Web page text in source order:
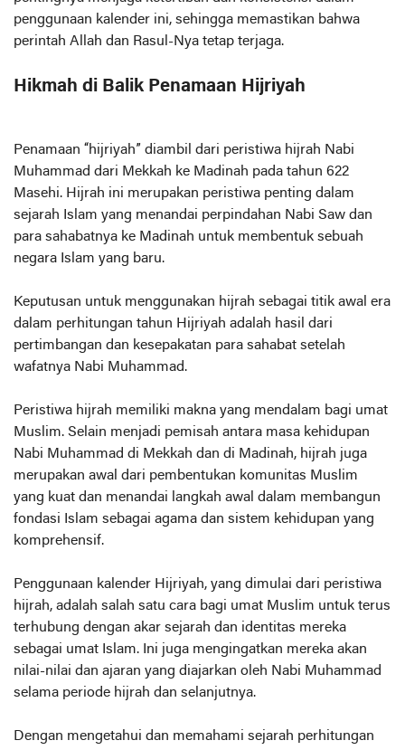
penggunaan kalender ini, sehingga memastikan bahwa
perintah Allah dan Rasul-Nya tetap terjaga.
Hikmah di Balik Penamaan Hijriyah
Penamaan “hijriyah” diambil dari peristiwa hijrah Nabi
Muhammad dari Mekkah ke Madinah pada tahun 622
Masehi. Hijrah ini merupakan peristiwa penting dalam
sejarah Islam yang menandai perpindahan Nabi Saw dan
para sahabatnya ke Madinah untuk membentuk sebuah
negara Islam yang baru.
Keputusan untuk menggunakan hijrah sebagai titik awal era
dalam perhitungan tahun Hijriyah adalah hasil dari
pertimbangan dan kesepakatan para sahabat setelah
wafatnya Nabi Muhammad.
Peristiwa hijrah memiliki makna yang mendalam bagi umat
Muslim. Selain menjadi pemisah antara masa kehidupan
Nabi Muhammad di Mekkah dan di Madinah, hijrah juga
merupakan awal dari pembentukan komunitas Muslim
yang kuat dan menandai langkah awal dalam membangun
fondasi Islam sebagai agama dan sistem kehidupan yang
komprehensif.
Penggunaan kalender Hijriyah, yang dimulai dari peristiwa
hijrah, adalah salah satu cara bagi umat Muslim untuk terus
terhubung dengan akar sejarah dan identitas mereka
sebagai umat Islam. Ini juga mengingatkan mereka akan
nilai-nilai dan ajaran yang diajarkan oleh Nabi Muhammad
selama periode hijrah dan selanjutnya.
Dengan mengetahui dan memahami sejarah perhitungan